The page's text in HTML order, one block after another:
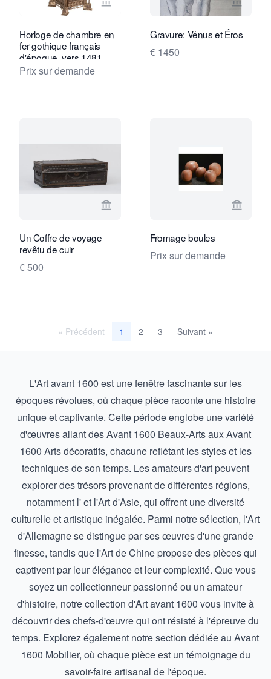
Voir la page vendeur de Toebosch
Horloge de chambre en
fer gothique français
d'époque, vers 1481
Prix sur demande
Voir la
Gravure: Vénus et Éros
€ 1450
Voir la page vendeur de Van Nie
Un Coffre de voyage
revêtu de cuir
€ 500
Voir la
Fromage boules
Prix sur demande
« Précédent 1 2 3 Suivant »
L'Art avant 1600 est une fenêtre fascinante sur les
époques révolues, où chaque pièce raconte une histoire
unique et captivante. Cette période englobe une variété
d'œuvres allant desAvant 1600 Beaux-ArtsauxAvant
1600 Arts décoratifs, chacune reflétant les styles et les
techniques de son temps. Les amateurs d'art peuvent
explorer des trésors provenant de différentes régions,
notamment l' et l'Art d'Asie, qui offrent une diversité
culturelle et artistique inégalée. Parmi notre sélection, l'Art
d'Allemagnese distingue par ses œuvres d'une grande
finesse, tandis que l'Art de Chinepropose des pièces qui
captivent par leur élégance et leur complexité. Que vous
soyez un collectionneur passionné ou un amateur
d'histoire, notre collection d'Art avant 1600 vous invite à
découvrir des chefs-d'œuvre qui ont résisté à l'épreuve du
temps. Explorez également notre section dédiée au Avant
1600 Mobilier, où chaque pièce est un témoignage du
savoir-faire artisanal de l'époque.